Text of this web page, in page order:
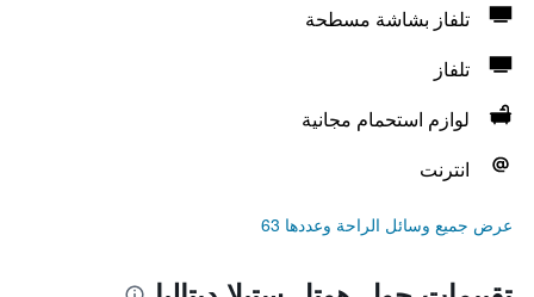
تلفاز بشاشة مسطحة
تلفاز
لوازم استحمام مجانية
انترنت
عرض جميع وسائل الراحة وعددها 63